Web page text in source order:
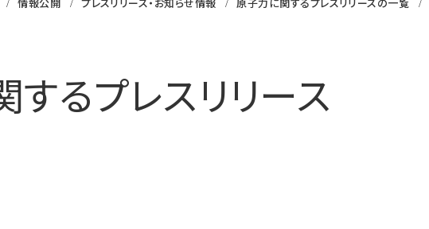
J-POWERの歴史
送変電事業
株主・株式情報
マテリアリティの特定
環境（E）
障がい者採用
イベントを楽しむ
るプレスリリース